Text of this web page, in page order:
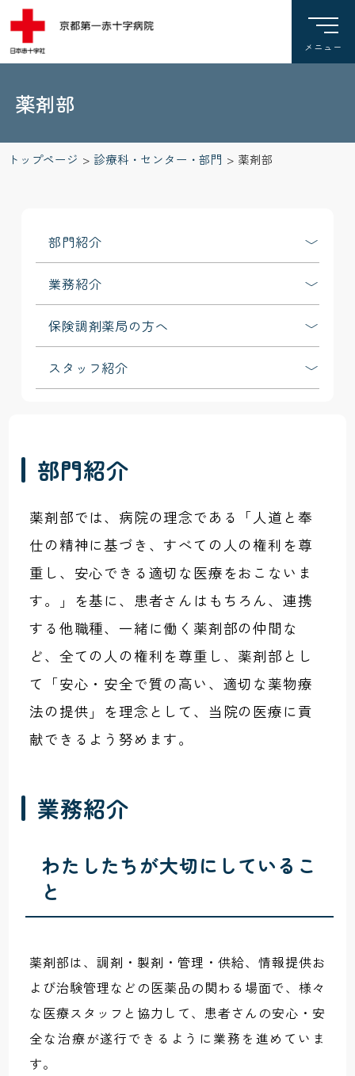
薬剤部
トップページ >診療科・センター・部門 > 薬剤部
部門紹介
業務紹介
保険調剤薬局の方へ
スタッフ紹介
部門紹介
薬剤部では、病院の理念である「人道と奉
仕の精神に基づき、すべての人の権利を尊
重し、安心できる適切な医療をおこないま
す。」を基に、患者さんはもちろん、連携
する他職種、一緒に働く薬剤部の仲間な
ど、全ての人の権利を尊重し、薬剤部とし
て「安心・安全で質の高い、適切な薬物療
法の提供」を理念として、当院の医療に貢
献できるよう努めます。
業務紹介
わたしたちが大切にしているこ
と
薬剤部は、調剤・製剤・管理・供給、情報提供お
よび治験管理などの医薬品の関わる場面で、様々
な医療スタッフと協力して、患者さんの安心・安
全な治療が遂行できるように業務を進めていま
す。